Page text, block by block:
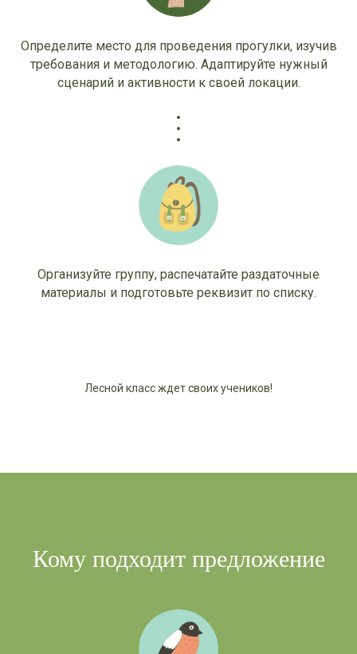
Определите место для проведения прогулки, изучив
требования и методологию. Адаптируйте нужный
сценарий и активности к своей локации.
Организуйте группу, распечатайте раздаточные
материалы и подготовьте реквизит по списку.
Лесной класс ждет своих учеников!
Кому подходит предложение